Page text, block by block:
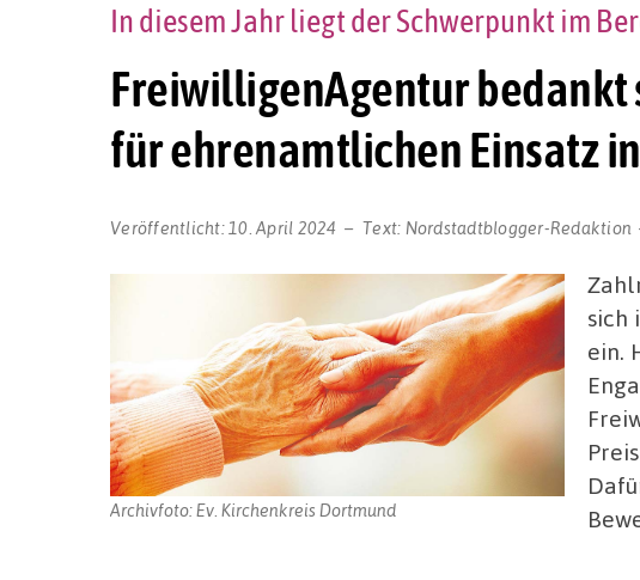
FreiwilligenAgentur bedankt
für ehrenamtlichen Einsatz
In diesem Jahr liegt der Schwerpunkt im
Veröffentlicht: 10. April 2024 Text: Nordstadtblogger-Redaktion
Archivfoto: Ev. Kirchenkreis Dortmund
sich
ein.